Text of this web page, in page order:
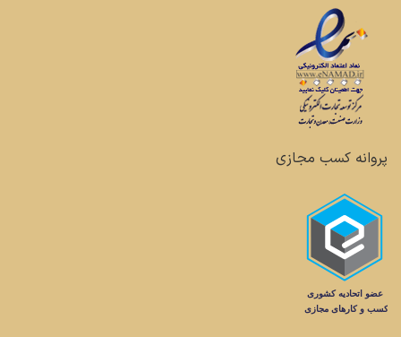
پروانه کسب مجازی